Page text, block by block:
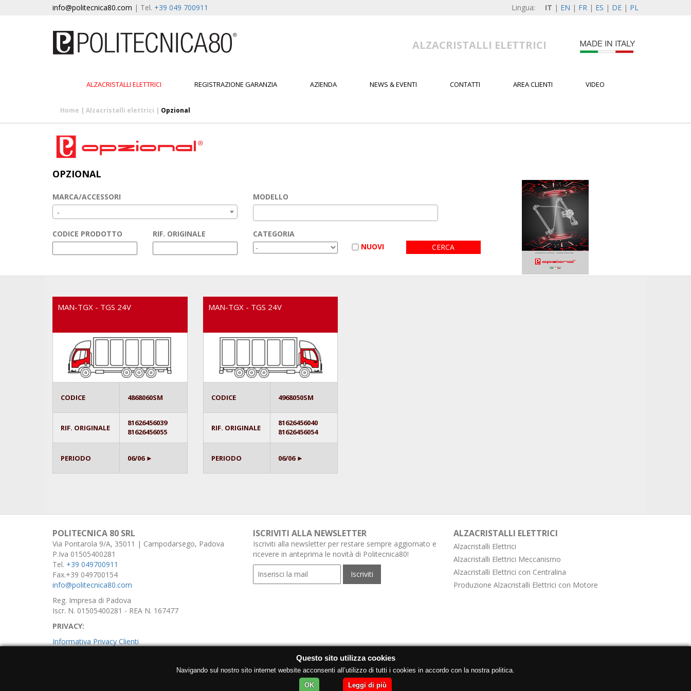
info@politecnica80.com | Tel. +39 049 700911 Lingua: IT | EN | FR | ES | DE | PL
ALZACRISTALLI ELETTRICI
ALZACRISTALLI ELETTRICI REGISTRAZIONE GARANZIA AZIENDA NEWS & EVENTI CONTATTI AREA CLIENTI VIDEO
Home | Alzacristalli elettrici | Opzional
OPZIONAL
MARCA/ACCESSORI
-
MODELLO
CODICE PRODOTTO RIF. ORIGINALE
CATEGORIA
NUOVI
MAN-TGX - TGS 24V
CODICE 4868060SM
RIF. ORIGINALE
81626456039
81626456055
PERIODO 06/06 ►
MAN-TGX - TGS 24V
CODICE 4968050SM
RIF. ORIGINALE
81626456040
81626456054
PERIODO 06/06 ►
POLITECNICA 80 SRL
Via Pontarola 9/A, 35011 | Campodarsego, Padova
P.Iva 01505400281
Tel. +39 049700911
Fax.+39 049700154
info@politecnica80.com
Reg. Impresa di Padova
Iscr. N. 01505400281 - REA N. 167477
PRIVACY:
Informativa Privacy Clienti
ISCRIVITI ALLA NEWSLETTER
Iscriviti alla newsletter per restare sempre aggiornato e
ricevere in anteprima le novità di Politecnica80!
ALZACRISTALLI ELETTRICI
Alzacristalli Elettrici
Alzacristalli Elettrici Meccanismo
Alzacristalli Elettrici con Centralina
Produzione Alzacristalli Elettrici con Motore
Questo sito utilizza cookies
Navigando sul nostro sito internet website acconsenti all’utilizzo di tutti i cookies in accordo con la nostra politica.
OK
Leggi di più